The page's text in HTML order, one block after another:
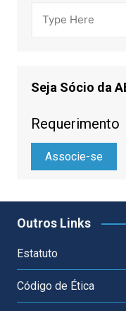
Seja Sócio da
Requerimento
Associe-se
Outros Links
Estatuto
Código de Ética